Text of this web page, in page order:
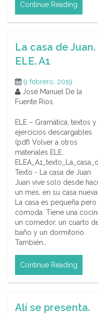
Continue Reading
La casa de Juan.
ELE. A1
9 febrero, 2019
José Manuel De la
Fuente Ríos
ELE – Gramática, textos y
ejercicios descargables
(pdf) Volver a otros
materiales ELE.
Texto - La casa de Juan
Juan vive solo desde
un mes, en su casa nueva.
La casa es pequeña pero
cómoda. Tiene una
un comedor, un cuarto
baño y un dormitorio.
También…
Continue Reading
Alí se presenta.